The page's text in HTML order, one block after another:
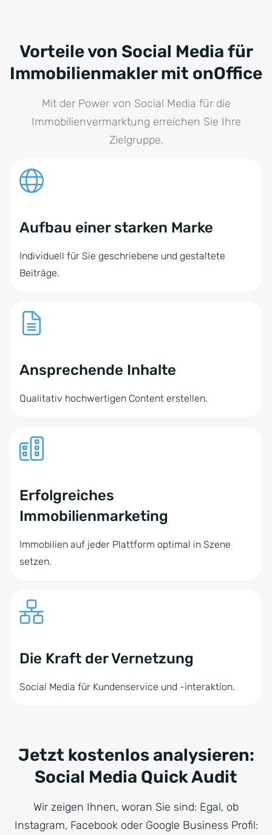
Vorteile von Social Media für
Immobilienmakler mit onOffice
Mit der Power von Social Media für die
Immobilienvermarktung erreichen Sie Ihre
Zielgruppe.
Aufbau einer starken Marke
Individuell für Sie geschriebene und gestaltete
Beiträge.
Ansprechende Inhalte
Qualitativ hochwertigen Content erstellen.
Erfolgreiches
Immobilienmarketing
Immobilien auf jeder Plattform optimal in Szene
setzen.
Die Kraft der Vernetzung
Social Media für Kundenservice und -interaktion.
Jetzt kostenlos analysieren:
Social Media Quick Audit
Wir zeigen Ihnen, woran Sie sind: Egal, ob
Instagram, Facebook oder Google Business Profil: